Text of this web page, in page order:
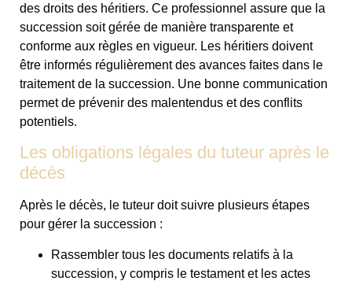
des droits des héritiers. Ce professionnel assure que la
succession soit gérée de manière transparente et
conforme aux règles en vigueur. Les héritiers doivent
être informés régulièrement des avances faites dans le
traitement de la succession. Une bonne communication
permet de prévenir des malentendus et des conflits
potentiels.
Les obligations légales du tuteur après le
décès
Après le décès, le tuteur doit suivre plusieurs étapes
pour gérer la succession :
Rassembler tous les documents relatifs à la
succession, y compris le testament et les actes